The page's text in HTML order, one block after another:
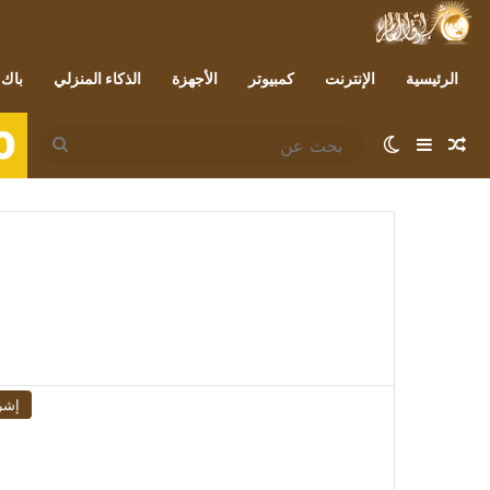
الرئيسية الإنترنت كمبيوتر الأجهزة الذكاء المنزلي
مقال عشوائي
إضافة عمود جانبي
الوضع المظلم
بحث
عن